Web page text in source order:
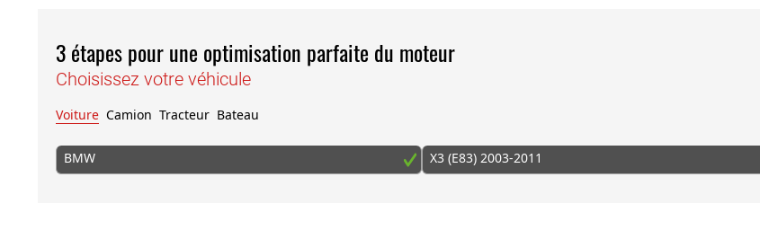
3 étapes pour une optimisation parfaite du moteur
Choisissez votre véhicule
Voiture Camion Tracteur Bateau
BMW X3 (E83) 2003-2011